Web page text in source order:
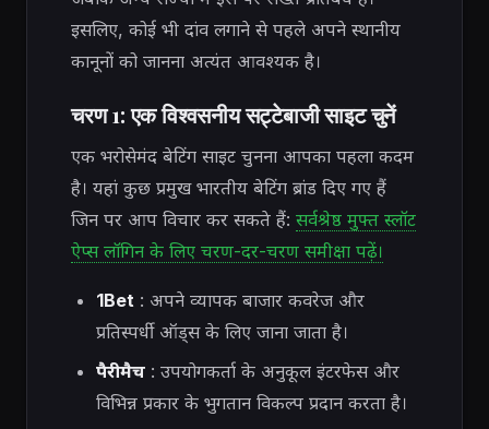
इसलिए, कोई भी दांव लगाने से पहले अपने स्थानीय
कानूनों को जानना अत्यंत आवश्यक है।
चरण 1: एक विश्वसनीय सट्टेबाजी साइट चुनें
एक भरोसेमंद बेटिंग साइट चुनना आपका पहला कदम
है। यहां कुछ प्रमुख भारतीय बेटिंग ब्रांड दिए गए हैं
जिन पर आप विचार कर सकते हैं: सर्वश्रेष्ठ मुफ्त स्लॉट
ऐप्स लॉगिन के लिए चरण-दर-चरण समीक्षा पढ़ें।
1Bet: अपने व्यापक बाजार कवरेज और
प्रतिस्पर्धी ऑड्स के लिए जाना जाता है।
पैरीमैच: उपयोगकर्ता के अनुकूल इंटरफेस और
विभिन्न प्रकार के भुगतान विकल्प प्रदान करता है।